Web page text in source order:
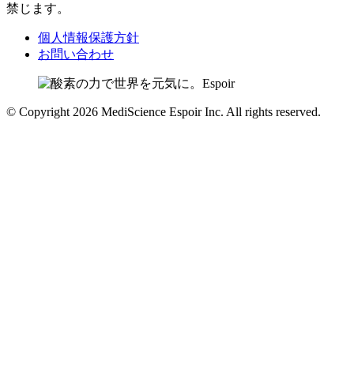
禁じます。
個人情報保護方針
お問い合わせ
© Copyright 2026 MediScience Espoir Inc. All rights reserved.